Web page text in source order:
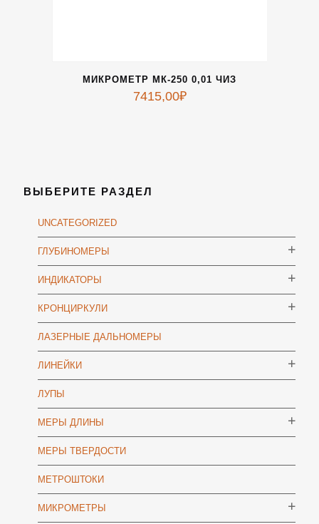
МИКРОМЕТР МК-250 0,01 ЧИЗ
7415,00₽
ВЫБЕРИТЕ РАЗДЕЛ
UNCATEGORIZED
ГЛУБИНОМЕРЫ
ИНДИКАТОРЫ
КРОНЦИРКУЛИ
ЛАЗЕРНЫЕ ДАЛЬНОМЕРЫ
ЛИНЕЙКИ
ЛУПЫ
МЕРЫ ДЛИНЫ
МЕРЫ ТВЕРДОСТИ
МЕТРОШТОКИ
МИКРОМЕТРЫ